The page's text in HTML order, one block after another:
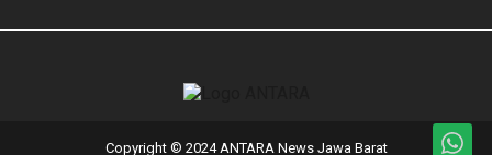
Copyright © 2024 ANTARA News Jawa Barat